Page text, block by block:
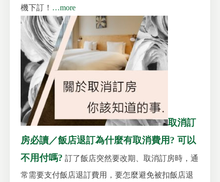
機下訂！ …more
取消訂
房必讀／飯店退訂為什麼有取消費用? 可以
不用付嗎? 訂了飯店突然要改期、取消訂房時，通
常需要支付飯店退訂費用，要怎麼避免被扣飯店退